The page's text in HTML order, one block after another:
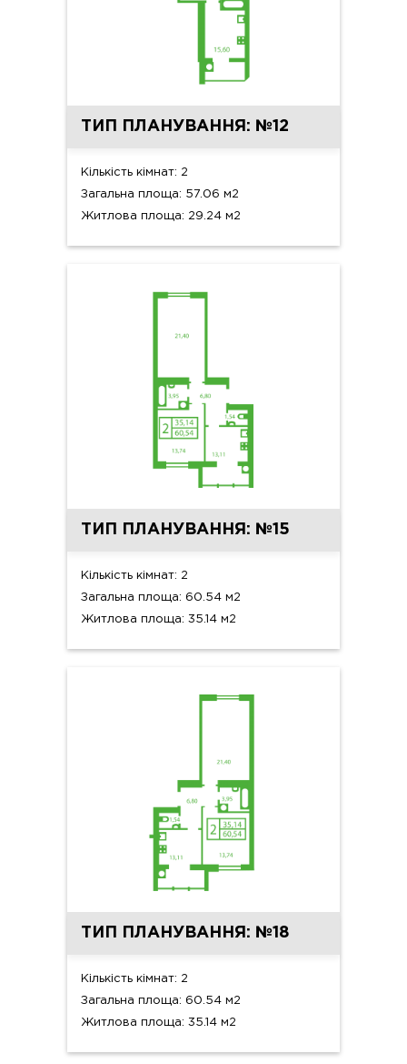
ТИП ПЛАНУВАННЯ: №12
Кількість кімнат: 2
Загальна площа: 57.06 м2
Житлова площа: 29.24 м2
ТИП ПЛАНУВАННЯ: №15
Кількість кімнат: 2
Загальна площа: 60.54 м2
Житлова площа: 35.14 м2
ТИП ПЛАНУВАННЯ: №18
Кількість кімнат: 2
Загальна площа: 60.54 м2
Житлова площа: 35.14 м2